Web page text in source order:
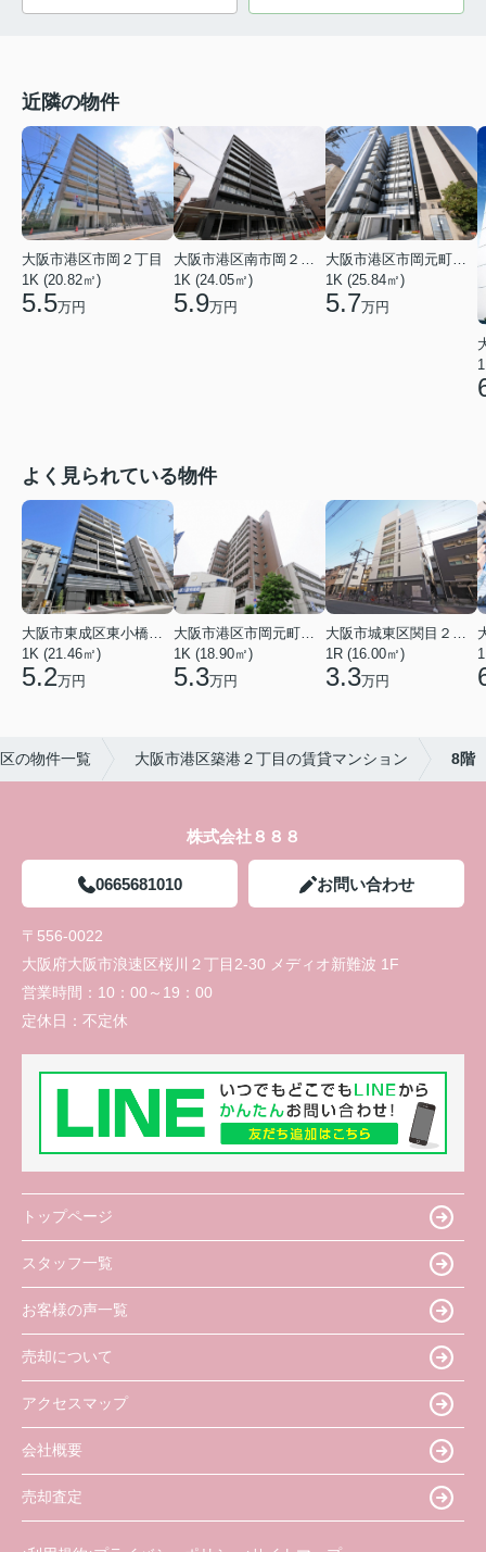
近隣の物件
大阪市港区市岡２丁目
1K (20.82㎡)
5.5万円
大阪市港区南市岡２丁目
1K (24.05㎡)
5.9万円
大阪市港区市岡元町１丁目
1K (25.84㎡)
5.7万円
よく見られている物件
大阪市東成区東小橋１丁目
1K (21.46㎡)
5.2万円
大阪市港区市岡元町１丁目
1K (18.90㎡)
5.3万円
大阪市城東区関目２丁目
1R (16.00㎡)
3.3万円
の物件一覧 大阪市港区築港２丁目の賃貸マンション 8階
株式会社８８８
0665681010 お問い合わせ
〒556-0022
大阪府大阪市浪速区桜川２丁目2-30 メディオ新難波 1F
営業時間： 10：00～19：00
定休日： 不定休
トップページ
スタッフ一覧
お客様の声一覧
売却について
アクセスマップ
会社概要
売却査定